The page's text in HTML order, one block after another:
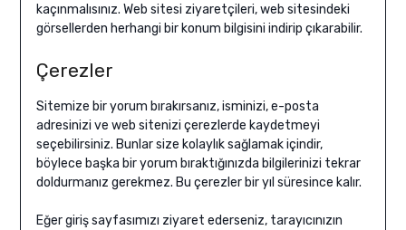
kaçınmalısınız. Web sitesi ziyaretçileri, web sitesindeki
görsellerden herhangi bir konum bilgisini indirip çıkarabilir.
Çerezler
Sitemize bir yorum bırakırsanız, isminizi, e-posta
adresinizi ve web sitenizi çerezlerde kaydetmeyi
seçebilirsiniz. Bunlar size kolaylık sağlamak içindir,
böylece başka bir yorum bıraktığınızda bilgilerinizi tekrar
doldurmanız gerekmez. Bu çerezler bir yıl süresince kalır.
Eğer giriş sayfasımızı ziyaret ederseniz, tarayıcınızın